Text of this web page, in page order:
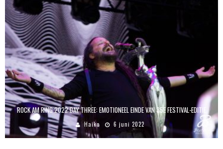
ROCK AM RING 2022 DAY THREE: EMOTIONEEL EINDE VAN 35E FESTIVAL-EDITIE
Haiko 6 juni 2022